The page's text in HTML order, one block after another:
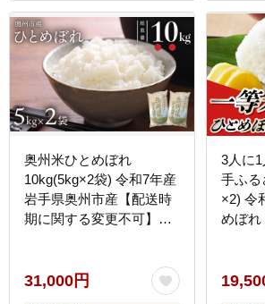
奥州米ひとめぼれ
10kg(5kg×2袋) 令和7年産
岩手県奥州市産【配送時
期に関する変更不可】
31,000円
3人に
手ふる
×2) 令
めぼれ
可】